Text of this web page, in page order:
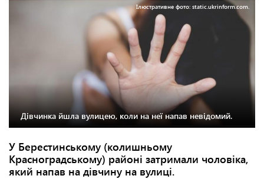
Ілюстративне фото: static.ukrinform.com.
Дівчинка йшла вулицею, коли на неї напав невідомий.
У Берестинському (колишньому
Красноградському) районі затримали чоловіка,
який напав на дівчину на вулиці.